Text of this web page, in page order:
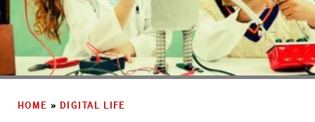
HOME » DIGITAL LIFE